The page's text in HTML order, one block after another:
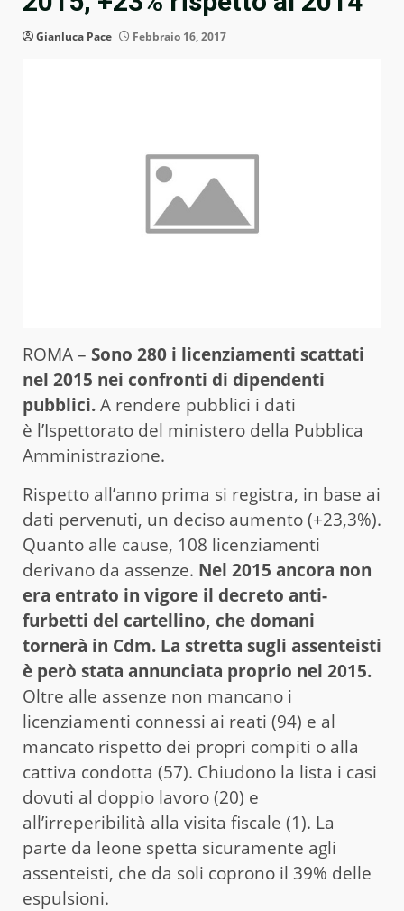
Gianluca Pace Febbraio 16, 2017
ROMA – Sono 280 i licenziamenti scattati
nel 2015 nei confronti di dipendenti
pubblici.A rendere pubblici i dati
è l’Ispettorato del ministero della Pubblica
Amministrazione.
Rispetto all’anno prima si registra, in base ai
dati pervenuti, un deciso aumento (+23,3%).
Quanto alle cause, 108 licenziamenti
derivano da assenze. Nel 2015 ancora non
era entrato in vigore il decreto anti-
furbetti del cartellino, che domani
tornerà in Cdm. La stretta sugli assenteisti
è però stata annunciata proprio nel 2015.
Oltre alle assenze non mancano i
licenziamenti connessi ai reati (94) e al
mancato rispetto dei propri compiti o alla
cattiva condotta (57). Chiudono la lista i casi
dovuti al doppio lavoro (20) e
all’irreperibilità alla visita fiscale (1). La
parte da leone spetta sicuramente agli
assenteisti, che da soli coprono il 39% delle
espulsioni.